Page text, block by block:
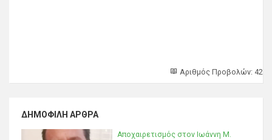
Αριθμός Προβολών: 42
ΔΗΜΟΦΙΛΉ ΆΡΘΡΑ
Αποχαιρετισμός στον Ιωάννη Μ.